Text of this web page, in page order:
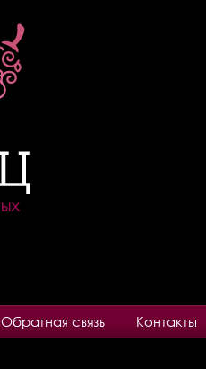
Обратная связь Контакты